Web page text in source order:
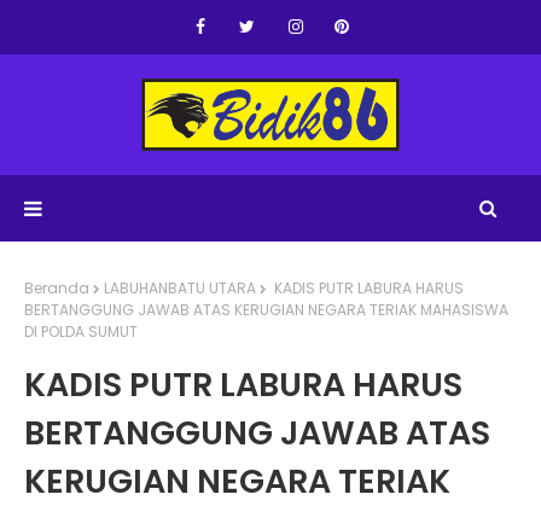
Beranda LABUHANBATU UTARA
KADIS PUTR LABURA HARUS
BERTANGGUNG JAWAB ATAS KERUGIAN NEGARA TERIAK MAHASISWA
DI POLDA SUMUT
KADIS PUTR LABURA HARUS
BERTANGGUNG JAWAB ATAS
KERUGIAN NEGARA TERIAK